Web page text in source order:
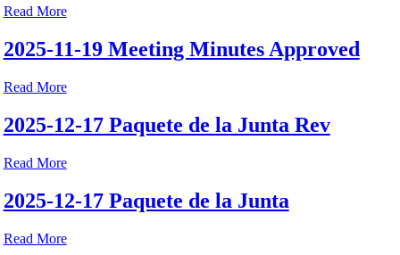
Read More
2025-11-19 Meeting Minutes Approved
Read More
2025-12-17 Paquete de la Junta Rev
Read More
2025-12-17 Paquete de la Junta
Read More